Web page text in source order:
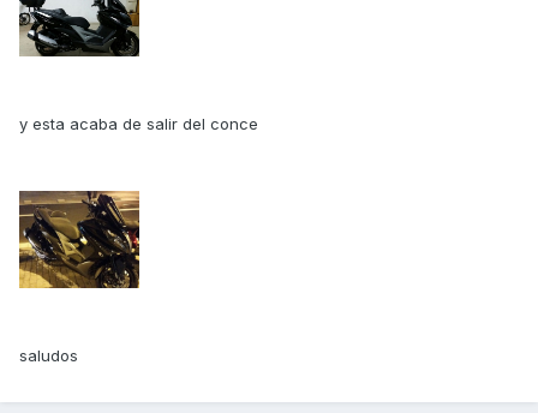
y esta acaba de salir del conce
saludos